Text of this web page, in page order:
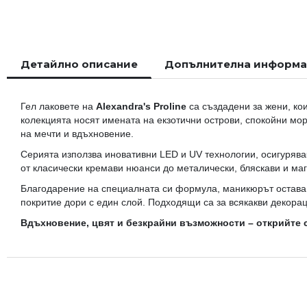
снимки
Детайлно описание
Гел лаковете на Alexandra's Proline са създадени за жени,
колекцията носят имената на екзотични острови, спокойни
на мечти и вдъхновение.
Серията използва иновативни LED и UV технологии,
от класически кремави нюанси до металически, бляскави и
Благодарение на специалната си формула, маникюрът
покритие дори с един слой. Подходящи са за всякакви
Вдъхновение, цвят и безкрайни възможности –
Допълнителна